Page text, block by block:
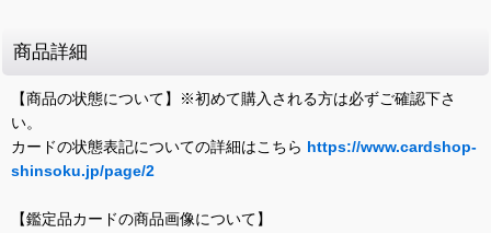
商品詳細
【商品の状態について】※初めて購入される方は必ずご確認下さ
い。
カードの状態表記についての詳細はこちら https://www.cardshop-
shinsoku.jp/page/2
【鑑定品カードの商品画像について】